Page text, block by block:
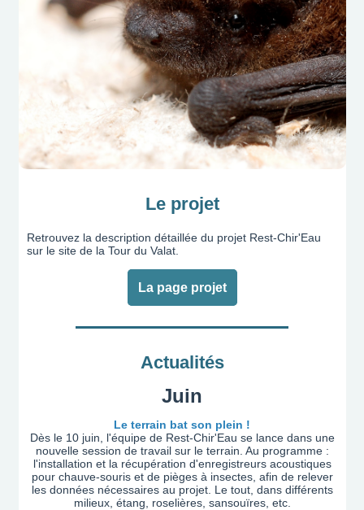
Le projet
Retrouvez la description détaillée du projet Rest-Chir'Eau
sur le site de la Tour du Valat.
La page projet
Actualités
Juin
Le terrain bat son plein !
Dès le 10 juin, l'équipe de Rest-Chir'Eau se lance dans une
nouvelle session de travail sur le terrain. Au programme :
l'installation et la récupération d'enregistreurs acoustiques
pour chauve-souris et de pièges à insectes, afin de relever
les données nécessaires au projet. Le tout, dans différents
milieux, étang, roselières, sansouïres, etc.